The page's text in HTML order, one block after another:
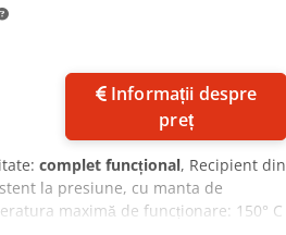
Informații despre
preț
complet funcțional, Recipient din
la presiune, cu manta de
maximă de funcționare: 150° C